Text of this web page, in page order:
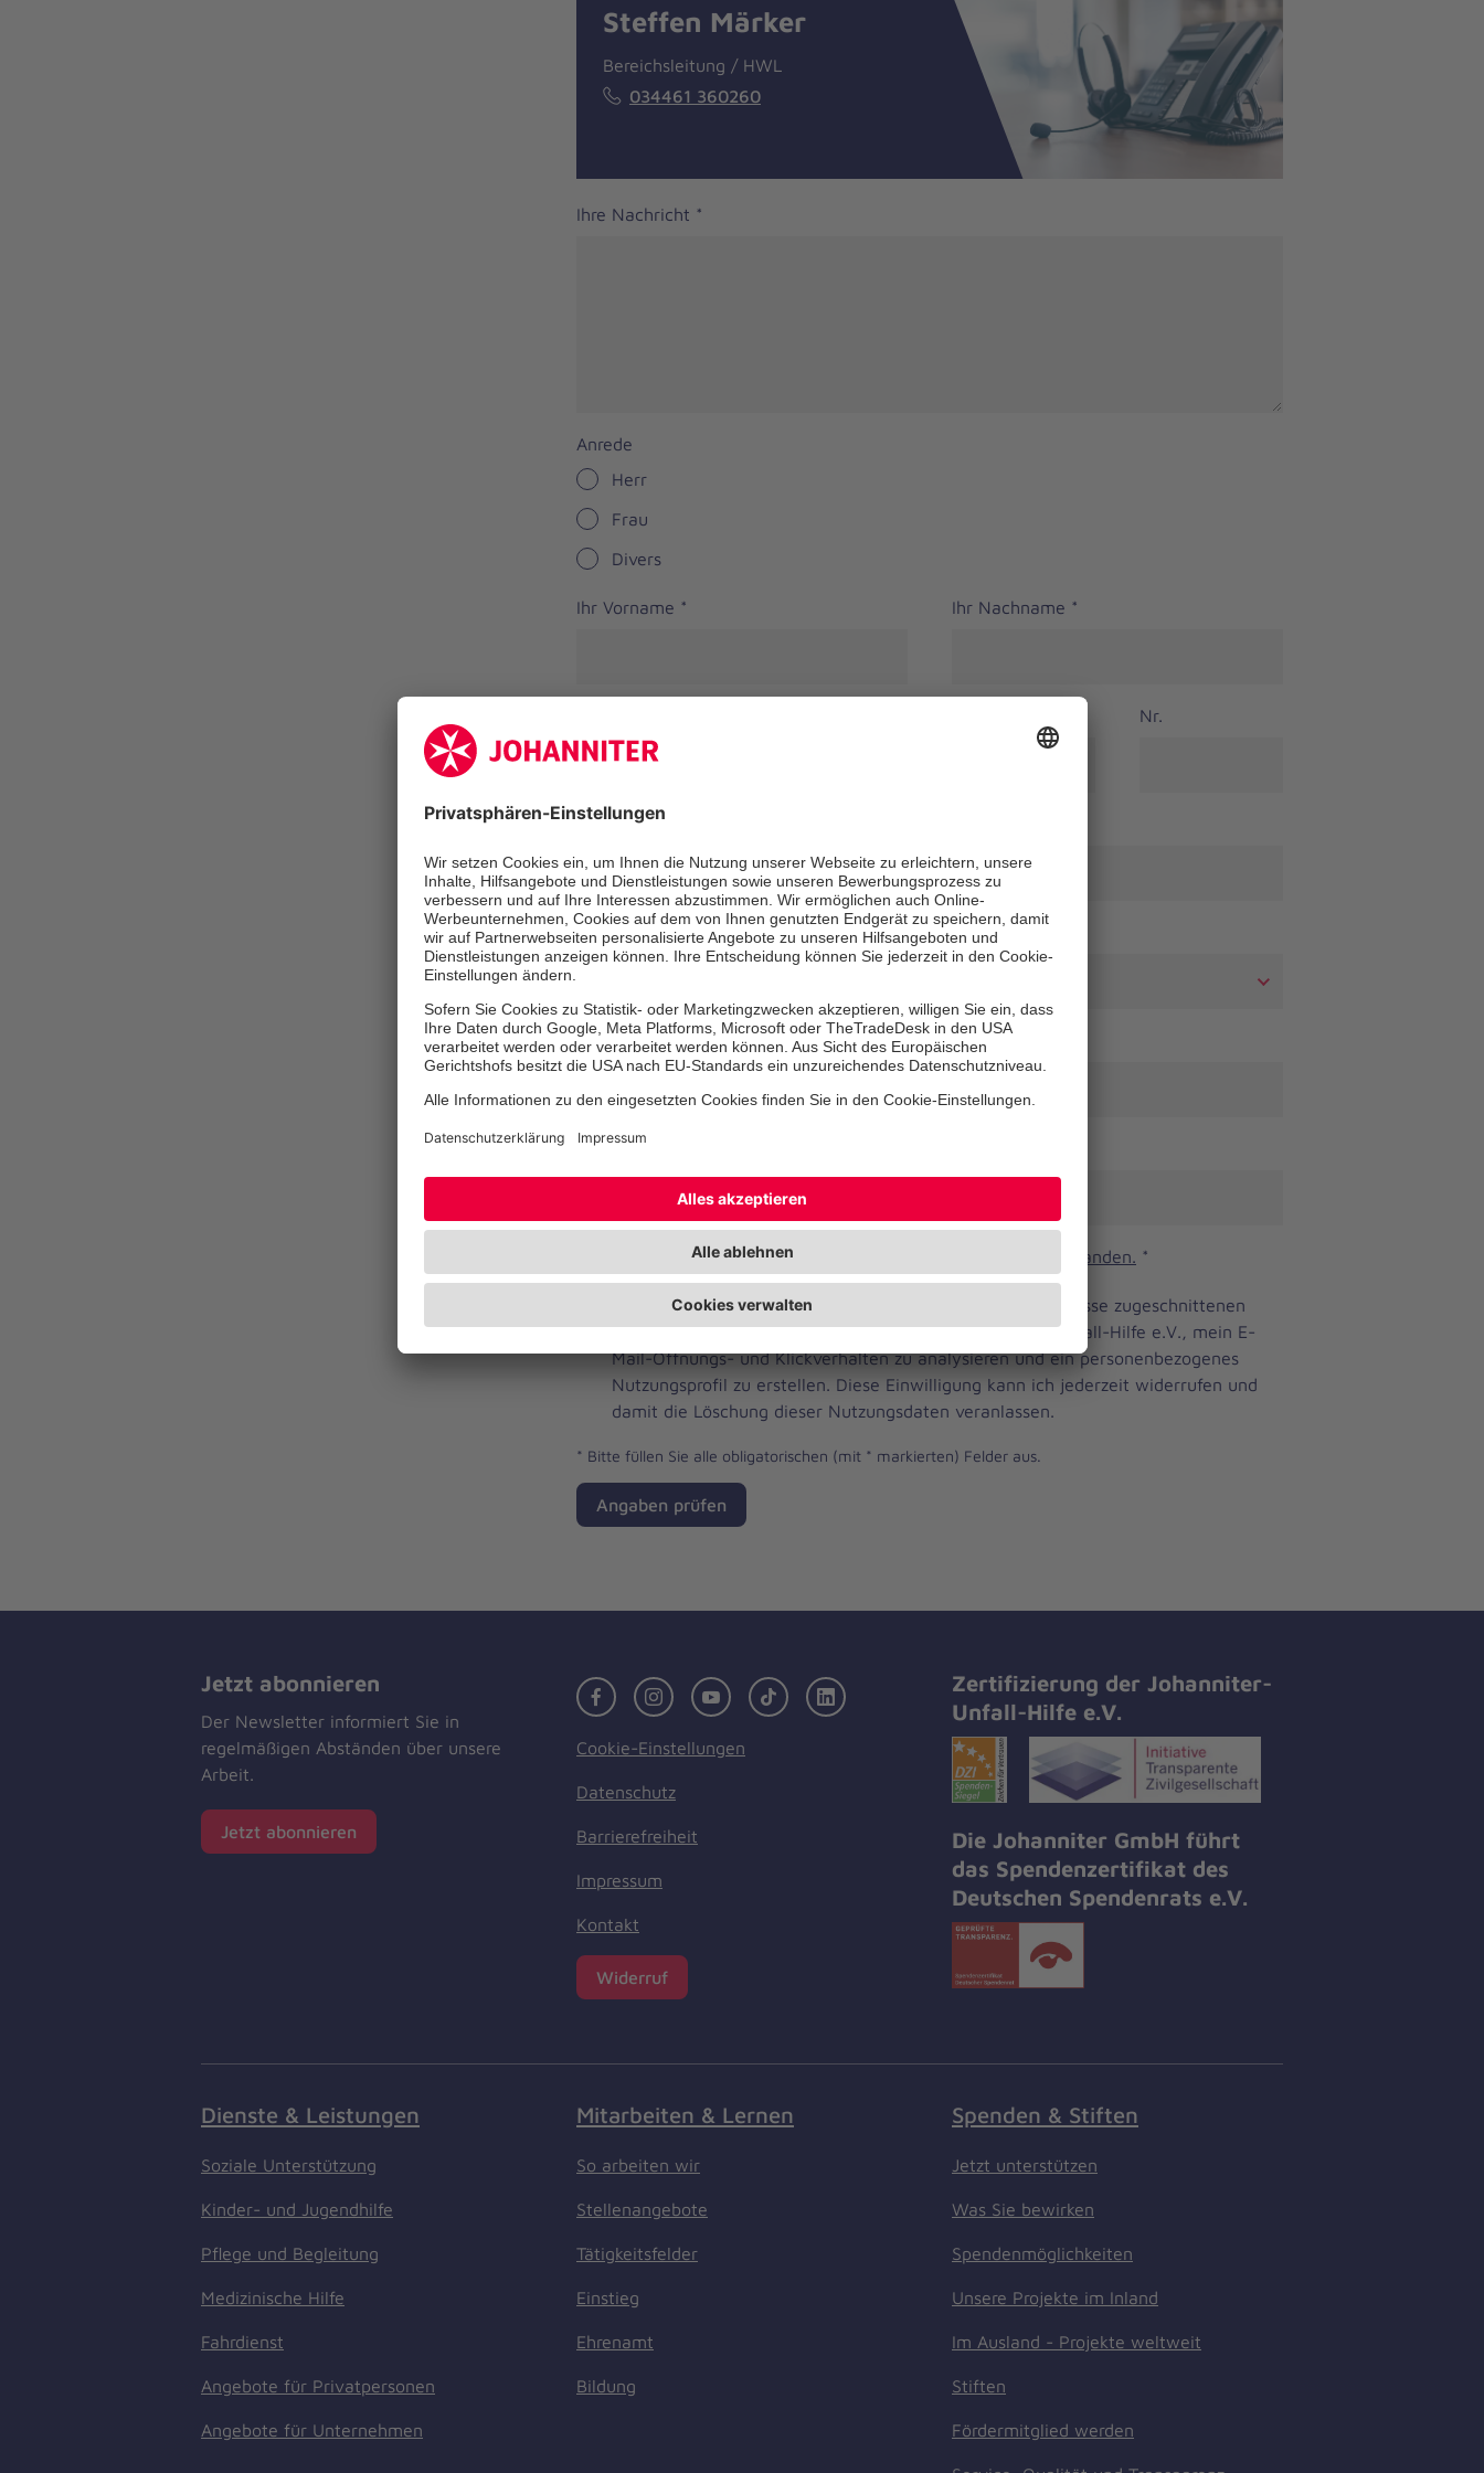
Steffen Märker
Bereichsleitung / HWL
034461 360260
Ihre Nachricht *
Anrede
Herr
Frau
Divers
Ihr Vorname * Ihr Nachname *
Nr.
PLZ*
Bundesland
Telefonnummer
Ihre E-Mail-Adresse
Ich habe die Datenschutzbestimmungen gelesen und verstanden. *
Brevo
Newsletter
Checkbox
Ja, ich möchte einen individuellen und auf meine Bedürfnisse zugeschnittenen
Newsletter erhalten. Dafür erlaube ich der Johanniter-Unfall-Hilfe e.V., mein E-
Mail-Öffnungs- und Klickverhalten zu analysieren und ein personenbezogenes
Nutzungsprofil zu erstellen. Diese Einwilligung kann ich jederzeit widerrufen und
damit die Löschung dieser Nutzungsdaten veranlassen.
* Bitte füllen Sie alle obligatorischen (mit * markierten) Felder aus.
Angaben prüfen
Jetzt abonnieren
Der Newsletter informiert Sie in
regelmäßigen Abständen über unsere
Arbeit.
Jetzt abonnieren
FacebookInstagramYoutubeTikTok LinkedIn
Cookie-Einstellungen
Datenschutz
Barrierefreiheit
Impressum
Kontakt
Widerruf
Zertifizierung der Johanniter-
Unfall-Hilfe e.V.
Die Johanniter GmbH führt
das Spendenzertifikat des
Deutschen Spendenrats e.V.
Dienste & Leistungen
Soziale Unterstützung
Kinder- und Jugendhilfe
Pflege und Begleitung
Medizinische Hilfe
Fahrdienst
Angebote für Privatpersonen
Angebote für Unternehmen
Mitarbeiten & Lernen
So arbeiten wir
Stellenangebote
Tätigkeitsfelder
Einstieg
Ehrenamt
Bildung
Spenden & Stiften
Jetzt unterstützen
Was Sie bewirken
Spendenmöglichkeiten
Unsere Projekte im Inland
Im Ausland - Projekte weltweit
Stiften
Fördermitglied werden